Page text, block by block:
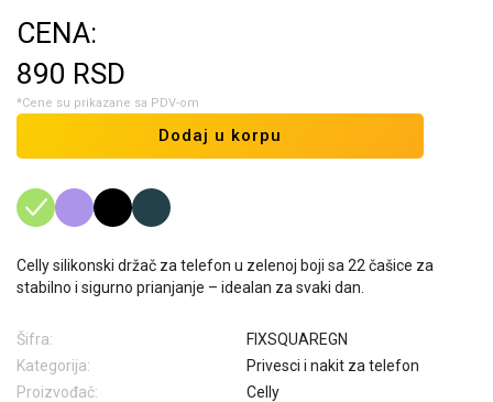
CENA:
890 RSD
*Cene su prikazane sa PDV-om
Dodaj u korpu
Celly silikonski držač za telefon u zelenoj boji sa 22 čašice za
stabilno i sigurno prianjanje – idealan za svaki dan.
Šifra:
FIXSQUAREGN
Kategorija:
Privesci i nakit za telefon
Proizvođač:
Celly